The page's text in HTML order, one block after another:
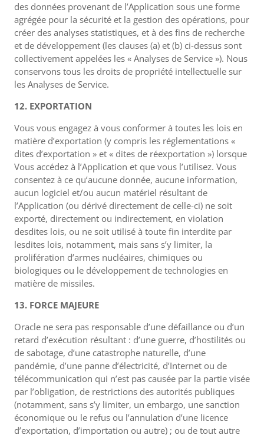
des données provenant de l’Application sous une forme
agrégée pour la sécurité et la gestion des opérations, pour
créer des analyses statistiques, et à des fins de recherche
et de développement (les clauses (a) et (b) ci-dessus sont
collectivement appelées les « Analyses de Service »). Nous
conservons tous les droits de propriété intellectuelle sur
les Analyses de Service.
12. EXPORTATION
Vous vous engagez à vous conformer à toutes les lois en
matière d’exportation (y compris les réglementations «
dites d’exportation » et « dites de réexportation ») lorsque
Vous accédez à l’Application et que vous l’utilisez. Vous
consentez à ce qu’aucune donnée, aucune information,
aucun logiciel et/ou aucun matériel résultant de
l’Application (ou dérivé directement de celle-ci) ne soit
exporté, directement ou indirectement, en violation
desdites lois, ou ne soit utilisé à toute fin interdite par
lesdites lois, notamment, mais sans s’y limiter, la
prolifération d’armes nucléaires, chimiques ou
biologiques ou le développement de technologies en
matière de missiles.
13. FORCE MAJEURE
Oracle ne sera pas responsable d’une défaillance ou d’un
retard d’exécution résultant : d’une guerre, d’hostilités ou
de sabotage, d’une catastrophe naturelle, d’une
pandémie, d’une panne d’électricité, d’Internet ou de
télécommunication qui n’est pas causée par la partie visée
par l’obligation, de restrictions des autorités publiques
(notamment, sans s’y limiter, un embargo, une sanction
économique ou le refus ou l’annulation d’une licence
d’exportation, d’importation ou autre) ; ou de tout autre